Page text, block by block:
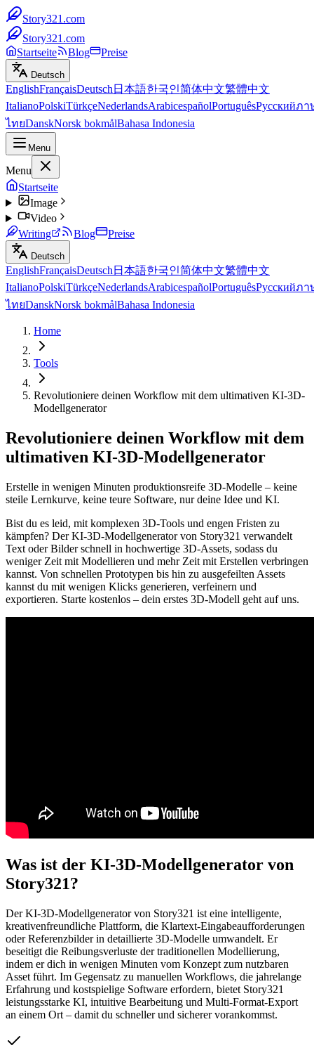
Story321.com
Story321.com
Startseite
Blog Preise
Deutsch
EnglishFrançaisDeutsch 日本語한국인简体中文繁體中文
ItalianoPolskiTürkçeNederlandsArabicespañolPortuguêsРусскийภา
ไทยDanskNorsk bokmålBahasa Indonesia
Menu
Menu
Startseite
Image
Video
Writing
Blog Preise
Deutsch
EnglishFrançaisDeutsch 日本語한국인简体中文繁體中文
ItalianoPolskiTürkçeNederlandsArabicespañolPortuguêsРусскийภา
ไทยDanskNorsk bokmålBahasa Indonesia
Home
Tools
Revolutioniere deinen Workflow mit dem ultimativen KI-3D-
Modellgenerator
Revolutioniere deinen Workflow mit dem
ultimativen KI-3D-Modellgenerator
Erstelle in wenigen Minuten produktionsreife 3D-Modelle – keine
steile Lernkurve, keine teure Software, nur deine Idee und KI.
Bist du es leid, mit komplexen 3D-Tools und engen Fristen zu
kämpfen? Der KI-3D-Modellgenerator von Story321 verwandelt
Text oder Bilder schnell in hochwertige 3D-Assets, sodass du
weniger Zeit mit Modellieren und mehr Zeit mit Erstellen verbringen
kannst. Von schnellen Prototypen bis hin zu ausgefeilten Assets
kannst du mit wenigen Klicks generieren, verfeinern und
exportieren. Starte kostenlos – dein erstes 3D-Modell geht auf uns.
Was ist der KI-3D-Modellgenerator von
Story321?
Der KI-3D-Modellgenerator von Story321 ist eine intelligente,
kreativenfreundliche Plattform, die Klartext-Eingabeaufforderungen
oder Referenzbilder in detaillierte 3D-Modelle umwandelt. Er
beseitigt die Reibungsverluste der traditionellen Modellierung,
indem er dich in wenigen Minuten vom Konzept zum nutzbaren
Asset führt. Im Gegensatz zu manuellen Workflows, die jahrelange
Erfahrung und kostspielige Software erfordern, bietet Story321
leistungsstarke KI, intuitive Bearbeitung und Multi-Format-Export
an einem Ort – damit du schneller und sicherer vorankommst.